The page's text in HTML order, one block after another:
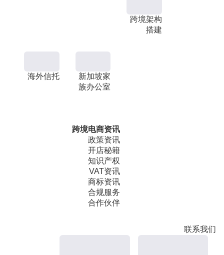
跨境架构
搭建
海外信托
新加坡家
族办公室
跨境电商资讯
政策资讯
开店秘籍
知识产权
VAT资讯
商标资讯
合规服务
合作伙伴
联系我们